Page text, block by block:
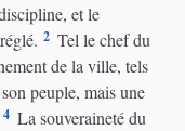
et le
2 Tel le chef du
de la ville, tels
peuple, mais une
4 La souveraineté du